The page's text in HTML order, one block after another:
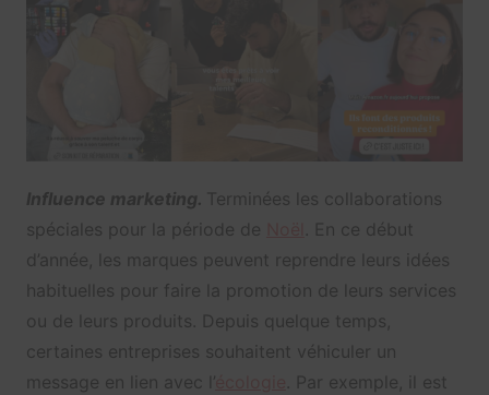
Influence marketing.
Terminées les collaborations
spéciales pour la période de
. En ce début
d’année, les marques peuvent reprendre leurs idées
habituelles pour faire la promotion de leurs services
ou de leurs produits. Depuis quelque temps,
certaines entreprises souhaitent véhiculer un
message en lien avec l’écologie
. Par exemple, il est